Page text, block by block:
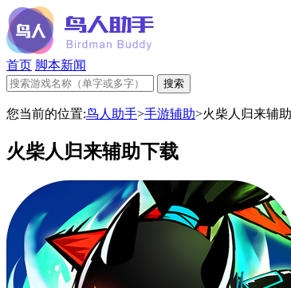
首页 脚本新闻
您当前的位置:鸟人助手>手游辅助>火柴人归来辅助
火柴人归来辅助下载